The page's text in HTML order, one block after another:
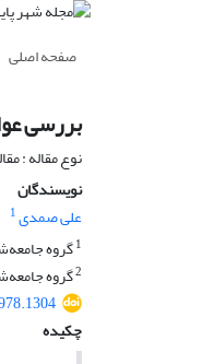
صفحه اصلی
بررسی
نوع مقاله :
نویسندگان
علی صمدی1
1گروه
2گروه
چکیده